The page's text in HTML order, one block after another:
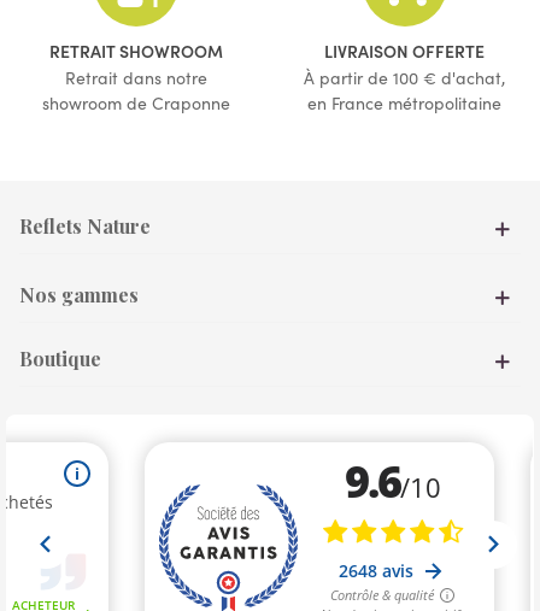
RETRAIT SHOWROOM
Retrait dans notre
showroom de Craponne
LIVRAISON OFFERTE
À partir de 100 € d'achat,
en France métropolitaine
Reflets Nature
Nos gammes
Boutique